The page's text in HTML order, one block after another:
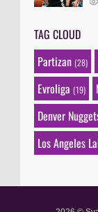
TAG CLOUD
Partizan (28)
Evroliga (19)
Denver
Los Angeles